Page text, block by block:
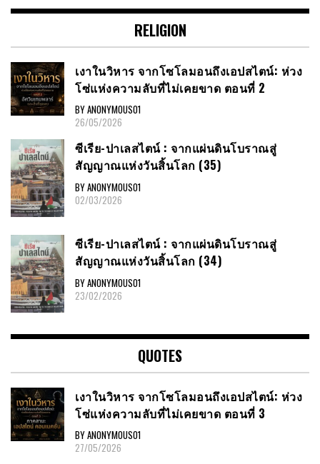
RELIGION
เงาในวิหาร จากโซโลมอนถึงเอปสไตน์: ห่วง
โซ่แห่งความลับที่ไม่เคยขาด ตอนที่ 2
BY ANONYMOUS01
26/05/2026
ซีเรีย​-ปาเลสไตน์​ : จากแผ่นดินโบราณสู่
สัญญาณ​แห่งวันสิ้นโลก​ (35)
BY ANONYMOUS01
02/03/2026
ซีเรีย​-ปาเลสไตน์​ : จากแผ่นดินโบราณสู่
สัญญาณ​แห่งวันสิ้นโลก​ (34)
BY ANONYMOUS01
23/02/2026
QUOTES
เงาในวิหาร จากโซโลมอนถึงเอปสไตน์: ห่วง
โซ่แห่งความลับที่ไม่เคยขาด ตอนที่ 3
BY ANONYMOUS01
27/05/2026